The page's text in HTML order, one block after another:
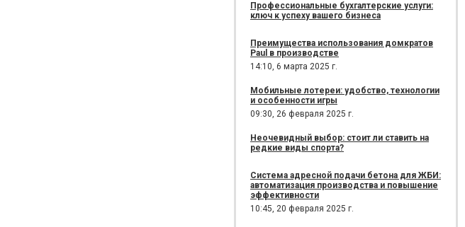
Профессиональные бухгалтерские услуги:
ключ к успеху вашего бизнеса
Преимущества использования домкратов
Paul в производстве
14:10, 6 марта 2025 г.
Мобильные лотереи: удобство, технологии
и особенности игры
09:30, 26 февраля 2025 г.
Неочевидный выбор: стоит ли ставить на
редкие виды спорта?
Система адресной подачи бетона для ЖБИ:
автоматизация производства и повышение
эффективности
10:45, 20 февраля 2025 г.